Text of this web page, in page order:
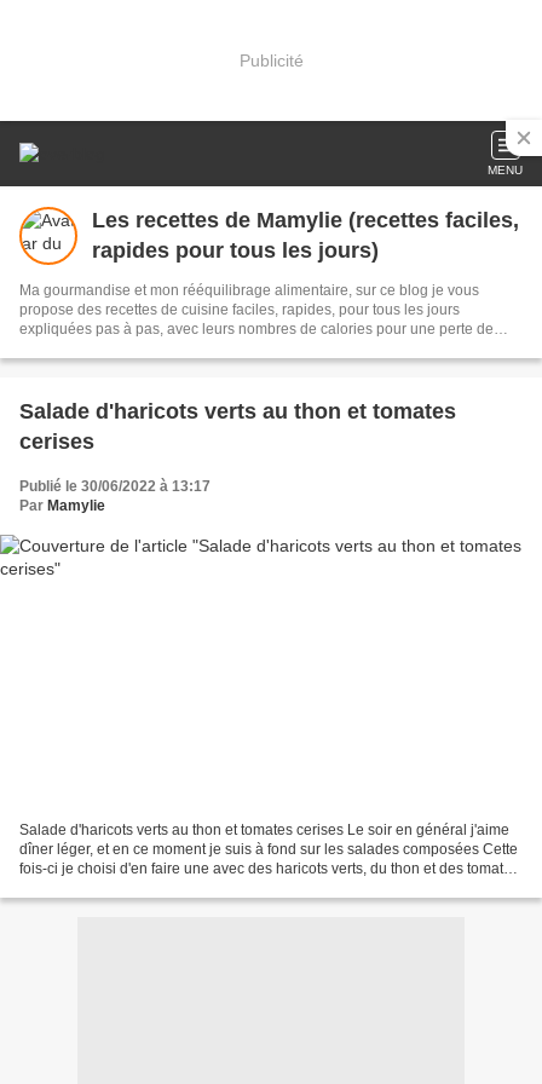
Publicité
MENU
Les recettes de Mamylie (recettes faciles,
rapides pour tous les jours)
Ma gourmandise et mon rééquilibrage alimentaire, sur ce blog je vous
propose des recettes de cuisine faciles, rapides, pour tous les jours
expliquées pas à pas, avec leurs nombres de calories pour une perte de
Salade d'haricots verts au thon et tomates
cerises
Publié le 30/06/2022 à 13:17
Par Mamylie
Salade d'haricots verts au thon et tomates cerises Le soir en général j'aime
dîner léger, et en ce moment je suis à fond sur les salades composées Cette
fois-ci je choisi d'en faire une avec des haricots verts, du thon et des tomates